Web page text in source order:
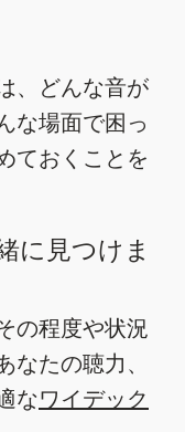
、どんな音が
な場面で困っ
ておくことを
に見つけま
の程度や状況
たの聴力、
なワイデック